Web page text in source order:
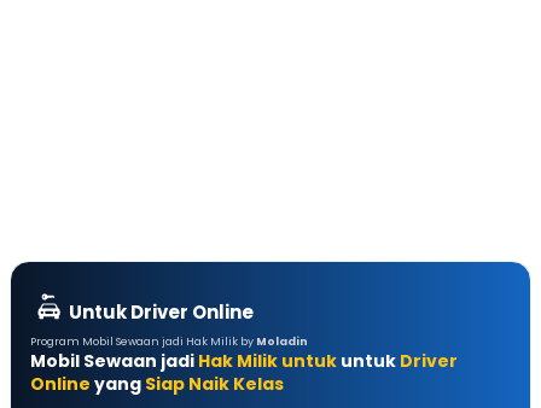
Untuk Driver Online
Program Mobil Sewaan jadi Hak Milik by Moladin
Mobil Sewaan jadi Hak Milik untuk untuk Driver
Online yang Siap Naik Kelas